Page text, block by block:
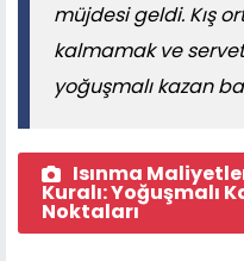
müjdesi geldi. Kış
kalmamak ve
yoğuşmalı kazan
Isınma
Kuralı: Yoğuşmalı
Noktaları